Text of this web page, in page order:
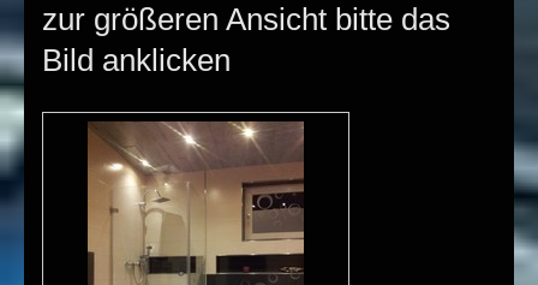
zur größeren Ansicht bitte das
Bild anklicken